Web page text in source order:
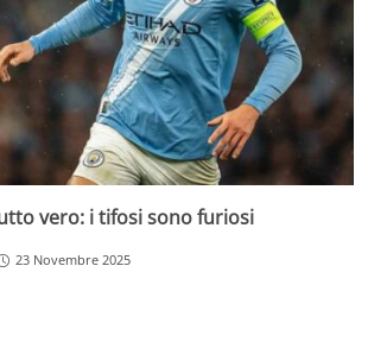
vero: i tifosi sono furiosi
23 Novembre 2025